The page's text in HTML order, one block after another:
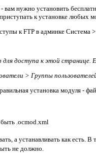
вам нужно установить
к установке любых
к FTP в админке Система >
доступа к этой
> Группы
установка модуля -
.ocmod.xml
а устанавливать как есть. В
не должно.